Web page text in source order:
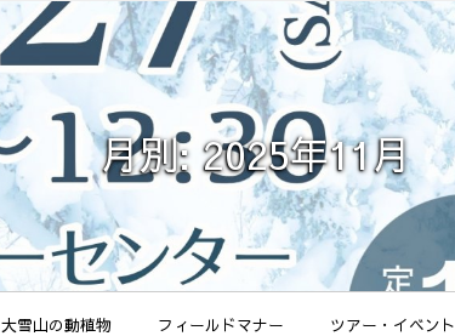
月別: 2025年11月
大雪山の動植物 フィールドマナー ツアー・イベント